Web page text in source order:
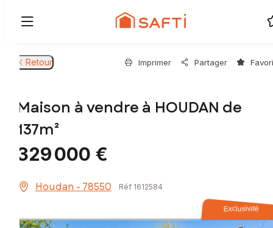
Retour Imprimer Partager
Maison à vendre à HOUDAN de
137m²
329 000 €
Houdan - 78550 Réf 1612584
Exclusivité